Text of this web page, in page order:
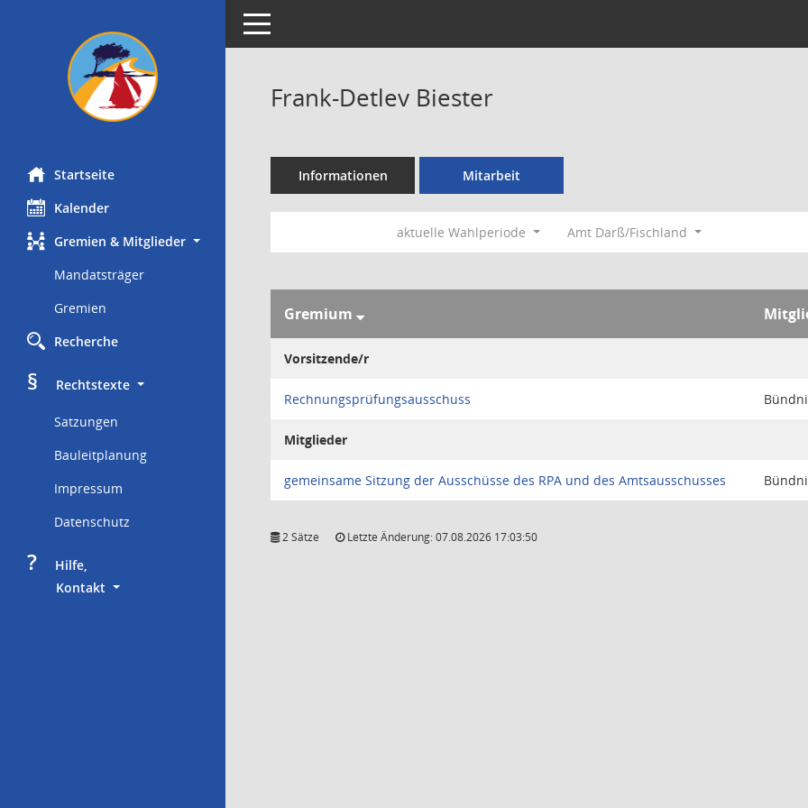
Startseite
Kalender
Gremien & Mitglieder
Mandatsträger
Gremien
Recherche
§
     Rechtstexte
Satzungen
Bauleitplanung
Impressum
Datenschutz
?
     Hilfe,
Kontakt
Toggle navigation
Frank-Detlev Biester
Informationen Mitarbeit
aktuelle Wahlperiode Amt Darß/Fischland
Gremium
Vorsitzende/r
Rechnungsprüfungsausschuss
Mitglieder
gemeinsame Sitzung der Ausschüsse des RPA und des Amtsausschusses
2 Sätze Letzte Änderung: 07.08.2026 17:03:50